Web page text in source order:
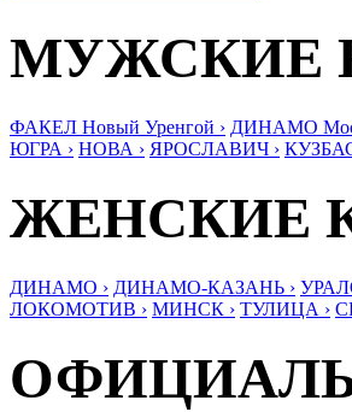
МУЖСКИЕ
ФАКЕЛ Новый Уренгой › ДИНАМО
ЮГРА › НОВА › ЯРОСЛАВИЧ ›
ЖЕНСКИЕ
ДИНАМО › ДИНАМО-КАЗАНЬ ›
ЛОКОМОТИВ › МИНСК › ТУЛИЦА ›